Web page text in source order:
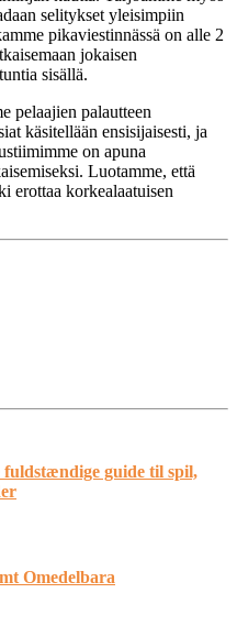
selitykset yleisimpiin
pikaviestinnässä on alle 2
jokaisen
sisällä.
pelaajien palautteen
käsitellään ensisijaisesti, ja
on apuna
Luotamme, että
erottaa korkealaatuisen
guide til spil,
Omedelbara